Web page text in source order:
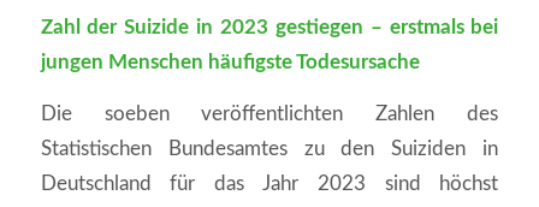
Zahl der Suizide in 2023 gestiegen – erstmals bei
jungen Menschen häufigste Todesursache
Die soeben veröffentlichten Zahlen des
Statistischen Bundesamtes zu den Suiziden in
Deutschland für das Jahr 2023 sind höchst